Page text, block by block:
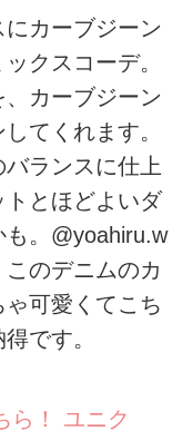
カーブジーン
クスコーデ。
カーブジーン
てくれます。
ランスに仕上
とほどよいダ
。@yoahiru.w
のデニムのカ
可愛くてこち
です。
！ ユニク